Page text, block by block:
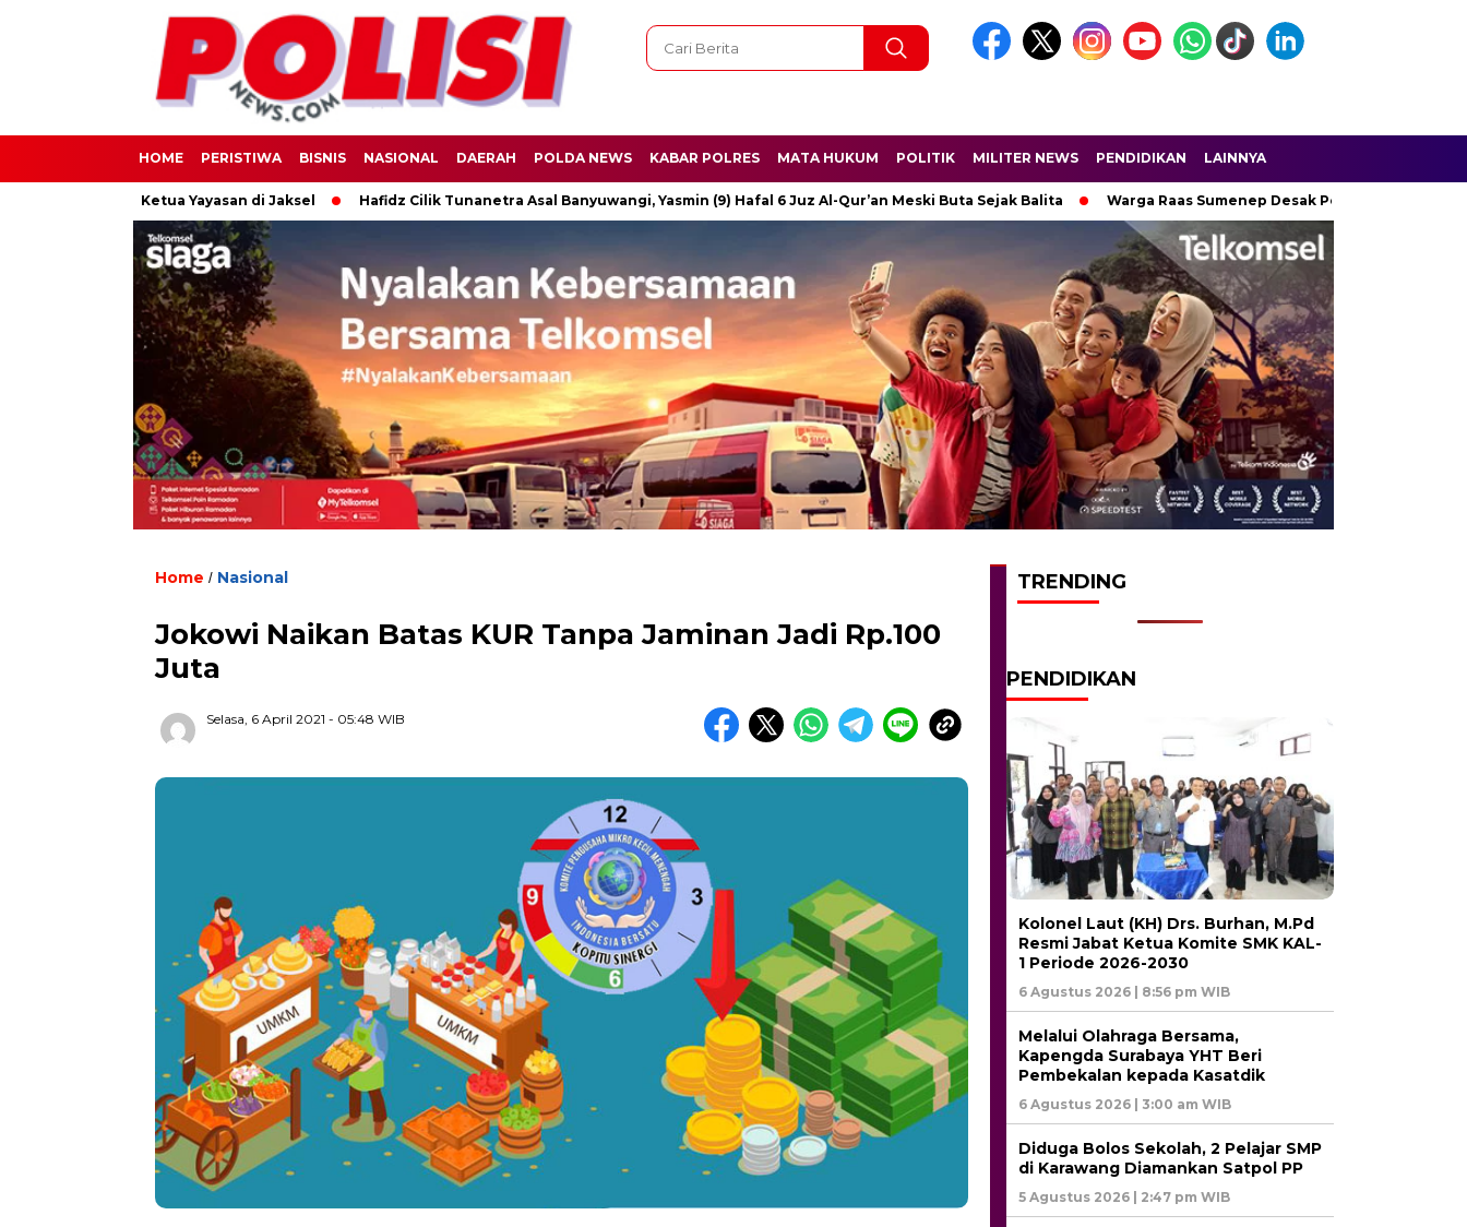
HOME PERISTIWA BISNIS NASIONAL DAERAH POLDA NEWS KABAR POLRES MATA HUKUM POLITIK MILITER NEWS PENDIDIKAN LAINNYA
Mantan Ketua Yayasan di Jaksel Hafidz Cilik Tunanetra Asal Banyuwangi, Yasmin (9) Hafal 6 Juz Al-Qur’an Meski Buta Sejak Balita Warga Raas Sumenep Desak Perbaikan Jalan
Home / Nasional
Jokowi Naikan Batas KUR Tanpa Jaminan Jadi Rp.100
Juta
Selasa, 6 April 2021 - 05:48 WIB
TRENDING
PENDIDIKAN
Kolonel Laut (KH) Drs. Burhan, M.Pd
Resmi Jabat Ketua Komite SMK KAL-
1 Periode 2026-2030
6 Agustus 2026 | 8:56 pm WIB
Melalui Olahraga Bersama,
Kapengda Surabaya YHT Beri
Pembekalan kepada Kasatdik
6 Agustus 2026 | 3:00 am WIB
Diduga Bolos Sekolah, 2 Pelajar SMP
di Karawang Diamankan Satpol PP
5 Agustus 2026 | 2:47 pm WIB